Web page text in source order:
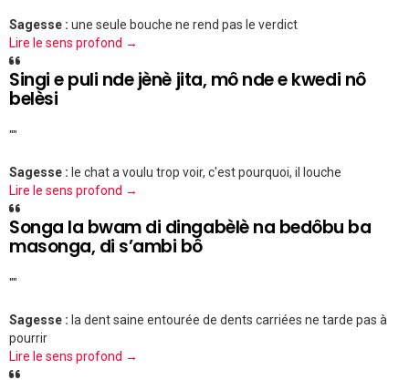
Sagesse : une seule bouche ne rend pas le verdict
Lire le sens profond →
Singi e puli nde jènè jita, mô nde e kwedi nô
belèsi
""
Sagesse : le chat a voulu trop voir, c'est pourquoi, il louche
Lire le sens profond →
Songa la bwam di dingabèlè na bedôbu ba
masonga, di s’ambi bô
""
Sagesse : la dent saine entourée de dents carriées ne tarde pas à
pourrir
Lire le sens profond →